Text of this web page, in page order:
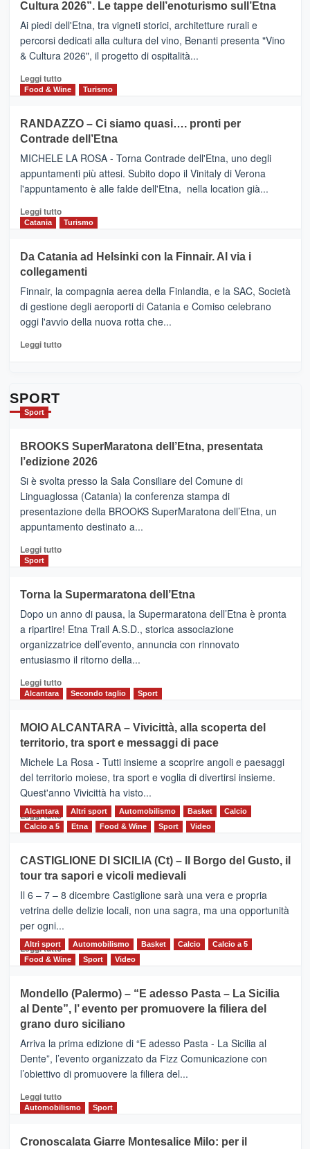
la
Alcantara
nei
primi
nella
classifica
SAN
DOMENICO
PALACE
TAORMINA,
UN
HOTEL
FOUR
IL
NUOVO
SUMMER
CLUB
Cultura 2026”. Le tappe dell’enoturismo sull’Etna
Ai piedi dell'Etna, tra vigneti storici, architetture rurali e
percorsi dedicati alla cultura del vino, Benanti presenta "Vino
& Cultura 2026", il progetto di ospitalità...
Leggi tuttoLeggi
di
VIAGRANDE
(Ct)
–
Benanti
presenta
“Vino
&
Cultura
tappe
dell’enoturismo
Food & Wine Turismo
RANDAZZO – Ci siamo quasi…. pronti per
Contrade dell’Etna
MICHELE LA ROSA - Torna Contrade dell'Etna, uno degli
appuntamenti più attesi. Subito dopo il Vinitaly di Verona
l'appuntamento è alle falde dell'Etna, nella location già...
Leggi tuttoLeggi
di
RANDAZZO
–
Ci
siamo
quasi….
pronti
per
Catania Turismo
Da Catania ad Helsinki con la Finnair. Al via i
collegamenti
Finnair, la compagnia aerea della Finlandia, e la SAC, Società
di gestione degli aeroporti di Catania e Comiso celebrano
oggi l'avvio della nuova rotta che...
Leggi tuttoLeggi
con
la
Al
via
i
collegamenti
SPORT
Sport
BROOKS SuperMaratona dell’Etna, presentata
l’edizione 2026
Si è svolta presso la Sala Consiliare del Comune di
Linguaglossa (Catania) la conferenza stampa di
presentazione della BROOKS SuperMaratona dell’Etna, un
appuntamento destinato a...
Leggi tuttoLeggi
BROOKS
SuperMaratona
dell’Etna,
presentata
l’edizione
2026
Sport
Torna la Supermaratona dell’Etna
Dopo un anno di pausa, la Supermaratona dell’Etna è pronta
a ripartire! Etna Trail A.S.D., storica associazione
organizzatrice dell’evento, annuncia con rinnovato
entusiasmo il ritorno della...
Leggi tuttoLeggi
Torna
la
Supermaratona
dell’Etna
Alcantara Secondo taglio Sport
MOIO ALCANTARA – Vivicittà, alla scoperta del
territorio, tra sport e messaggi di pace
Michele La Rosa - Tutti insieme a scoprire angoli e paesaggi
del territorio moiese, tra sport e voglia di divertirsi insieme.
Quest'anno Vivicittà ha visto...
Leggi tutto Leggi
MOIO
ALCANTARA
–
Vivicittà,
alla
scoperta
del
territorio,
e
messaggi
di
Alcantara Altri sport Automobilismo Basket
Calcio
Calcio a 5
Etna Food & Wine Sport Video
CASTIGLIONE DI SICILIA (Ct) – Il Borgo del Gusto, il
tour tra sapori e vicoli medievali
Il 6 – 7 – 8 dicembre Castiglione sarà una vera e propria
vetrina delle delizie locali, non una sagra, ma una opportunità
per ogni...
Leggi tuttoLeggi
di
CASTIGLIONE
DI
SICILIA
(Ct)
–
Il
Borgo
Gusto,
il
tra
Altri sport Automobilismo Basket Calcio
Calcio a 5
Food & Wine
Sport Video
Mondello (Palermo) – “E adesso Pasta – La Sicilia
al Dente”, l’ evento per promuovere la filiera del
grano duro siciliano
Arriva la prima edizione di “E adesso Pasta - La Sicilia al
Dente”, l’evento organizzato da Fizz Comunicazione con
l’obiettivo di promuovere la filiera del...
Leggi tuttoLeggi
di
Mondello
Automobilismo Sport
Cronoscalata Giarre Montesalice Milo: per il